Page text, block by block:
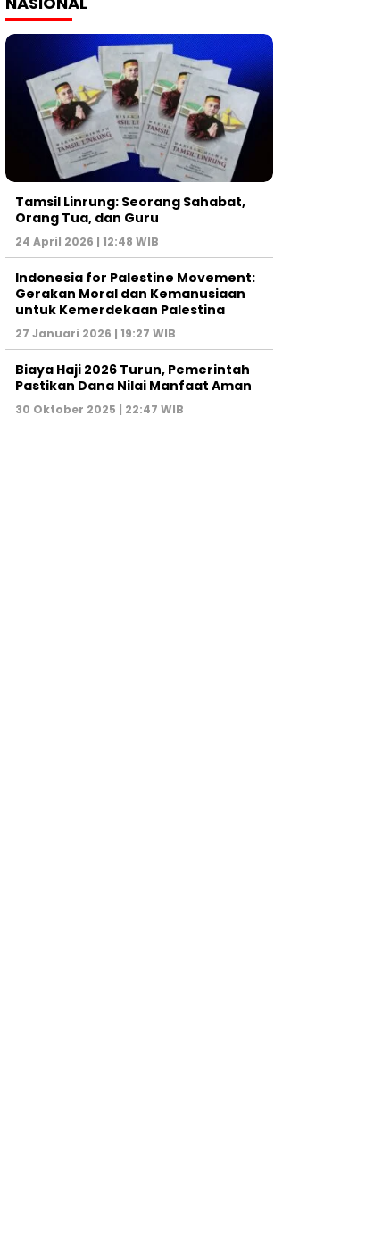
Tamsil Linrung: Seorang Sahabat,
Orang Tua, dan Guru
24 April 2026 | 12:48 WIB
Indonesia for Palestine Movement:
Gerakan Moral dan Kemanusiaan
untuk Kemerdekaan Palestina
27 Januari 2026 | 19:27 WIB
Biaya Haji 2026 Turun, Pemerintah
Pastikan Dana Nilai Manfaat Aman
30 Oktober 2025 | 22:47 WIB